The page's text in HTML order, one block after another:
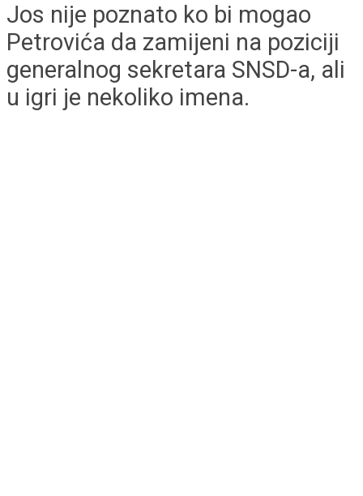
Jos nije poznato ko bi mogao
Petrovića da zamijeni na poziciji
generalnog sekretara SNSD-a, ali
u igri je nekoliko imena.